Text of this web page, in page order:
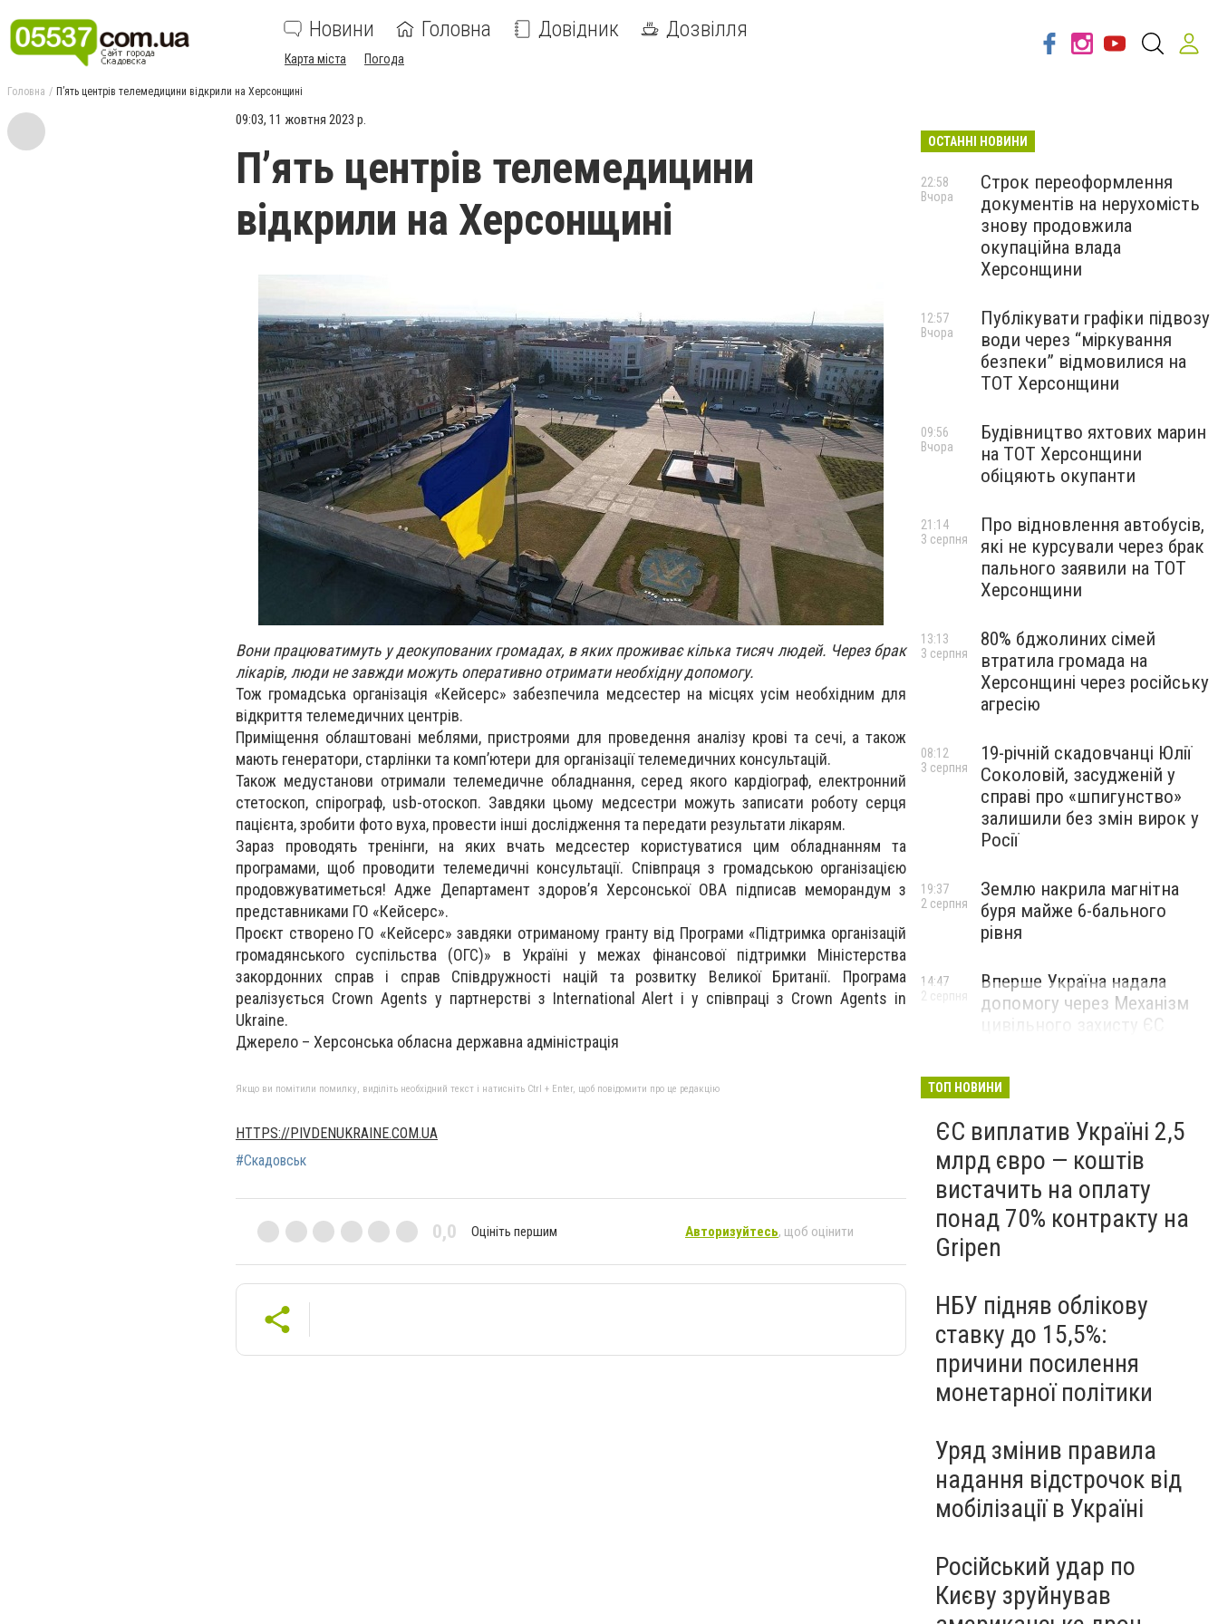
Новини Головна Довідник Дозвілля
Карта міста Погода
Головна Пʼять центрів телемедицини відкрили на Херсонщині
09:03, 11 жовтня 2023 р.
Пʼять центрів телемедицини
відкрили на Херсонщині
Вони працюватимуть у деокупованих громадах, в яких проживає кілька тисяч людей. Через брак
лікарів, люди не завжди можуть оперативно отримати необхідну допомогу.
Тож громадська організація «Кейсерс» забезпечила медсестер на місцях усім необхідним для
відкриття телемедичних центрів.
Приміщення облаштовані меблями, пристроями для проведення аналізу крові та сечі, а також
мають генератори, старлінки та компʼютери для організації телемедичних консультацій.
Також медустанови отримали телемедичне обладнання, серед якого кардіограф, електронний
стетоскоп, спірограф, usb-отоскоп. Завдяки цьому медсестри можуть записати роботу серця
пацієнта, зробити фото вуха, провести інші дослідження та передати результати лікарям.
Зараз проводять тренінги, на яких вчать медсестер користуватися цим обладнанням та
програмами, щоб проводити телемедичні консультації. Співпраця з громадською організацією
продовжуватиметься! Адже Департамент здоровʼя Херсонської ОВА підписав меморандум з
представниками ГО «Кейсерс».
Проєкт створено ГО «Кейсерс» завдяки отриманому гранту від Програми «Підтримка організацій
громадянського суспільства (ОГС)» в Україні у межах фінансової підтримки Міністерства
закордонних справ і справ Співдружності націй та розвитку Великої Британії. Програма
реалізується Crown Agents у партнерстві з International Alert і у співпраці з Crown Agents in
Ukraine.
Джерело – Херсонська обласна державна адміністрація
Якщо ви помітили помилку, виділіть необхідний текст і натисніть Ctrl + Enter, щоб повідомити про це редакцію
HTTPS://PIVDENUKRAINE.COM.UA
#Скадовськ
0,0 Оцініть першим Авторизуйтесь, щоб оцінити
ОСТАННІ НОВИНИ
Строк переоформлення
документів на нерухомість
знову продовжила
окупаційна влада
Херсонщини
22:58
Вчора
Публікувати графіки підвозу
води через “міркування
безпеки” відмовилися на
ТОТ Херсонщини
12:57
Вчора
Будівництво яхтових марин
на ТОТ Херсонщини
обіцяють окупанти
09:56
Вчора
Про відновлення автобусів,
які не курсували через брак
пального заявили на ТОТ
Херсонщини
21:14
3 серпня
80% бджолиних сімей
втратила громада на
Херсонщині через російську
агресію
13:13
3 серпня
19-річній скадовчанці Юлії
Соколовій, засудженій у
справі про «шпигунство»
залишили без змін вирок у
Росії
08:12
3 серпня
Землю накрила магнітна
буря майже 6-бального
рівня
19:37
2 серпня
Вперше Україна надала
допомогу через Механізм
цивільного захисту ЄС
14:47
2 серпня
ТОП НОВИНИ
ЄС виплатив Україні 2,5
млрд євро — коштів
вистачить на оплату
понад 70% контракту на
Gripen
НБУ підняв облікову
ставку до 15,5%:
причини посилення
монетарної політики
Уряд змінив правила
надання відстрочок від
мобілізації в Україні
Російський удар по
Києву зруйнував